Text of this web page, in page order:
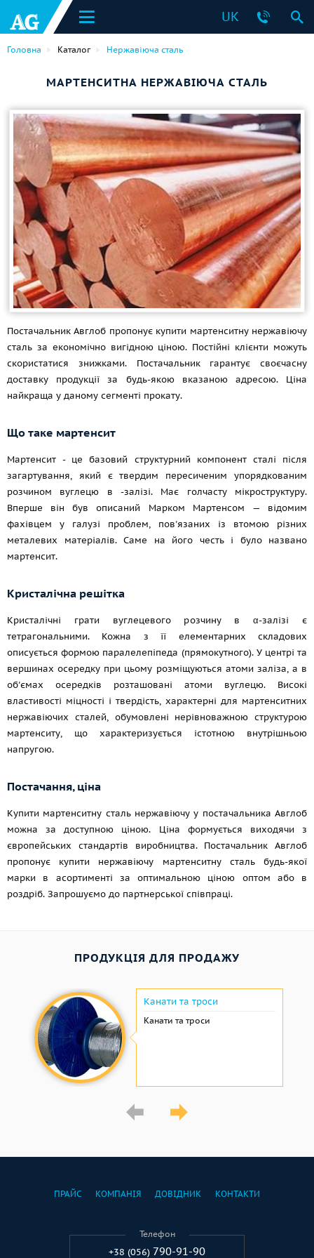
UK
Головна Каталог Нержавіюча сталь
МАРТЕНСИТНА НЕРЖАВІЮЧА СТАЛЬ
Постачальник Авглоб пропонує купити мартенситну нержавіючу
сталь за економічно вигідною ціною. Постійні клієнти можуть
скористатися знижками. Постачальник гарантує своєчасну
доставку продукції за будь-якою вказаною адресою. Ціна
найкраща у даному сегменті прокату.
Що таке мартенсит
Мартенсит - це базовий структурний компонент сталі після
загартування, який є твердим пересиченим упорядкованим
розчином вуглецю в -залізі. Має голчасту мікроструктуру.
Вперше він був описаний Марком Мартенсом — відомим
фахівцем у галузі проблем, пов'язаних із втомою різних
металевих матеріалів. Саме на його честь і було названо
мартенсит.
Кристалічна решітка
Кристалічні грати вуглецевого розчину в α-залізі є
тетрагональними. Кожна з її елементарних складових
описується формою паралелепіпеда (прямокутного). У центрі та
вершинах осередку при цьому розміщуються атоми заліза, а в
об'ємах осередків розташовані атоми вуглецю. Високі
властивості міцності і твердість, характерні для мартенситних
нержавіючих сталей, обумовлені нерівноважною структурою
мартенситу, що характеризується істотною внутрішньою
напругою.
Постачання, ціна
Купити мартенситну сталь нержавіючу у постачальника Авглоб
можна за доступною ціною. Ціна формується виходячи з
європейських стандартів виробництва. Постачальник Авглоб
пропонує купити нержавіючу мартенситну сталь будь-якої
марки в асортименті за оптимальною ціною оптом або в
роздріб. Запрошуємо до партнерської співпраці.
ПРОДУКЦІЯ ДЛЯ ПРОДАЖУ
Канати та троси
Канати та троси
ПРАЙС КОМПАНІЯ ДОВІДНИК КОНТАКТИ
Телефон
+38 (056) 790-91-90